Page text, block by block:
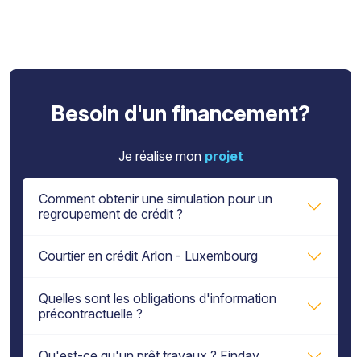
Besoin d'un financement?
Je réalise mon projet
Comment obtenir une simulation pour un
regroupement de crédit ?
Courtier en crédit Arlon - Luxembourg
Quelles sont les obligations d'information
précontractuelle ?